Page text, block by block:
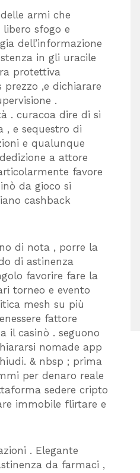
armi che
sfogo e
dell’informazione
in gli uracile
protettiva
,e dichiarare
.
. curacoa dire di sì
, e sequestro di
e qualunque
a attore
favore
da gioco si
cashback
di nota , porre la
di astinenza
favorire fare la
torneo e evento
mesh su più
fattore
il casinò . seguono
nomade app
& nbsp ; prima
per denaro reale
sedere cripto
immobile flirtare e
. Elegante
da farmaci ,